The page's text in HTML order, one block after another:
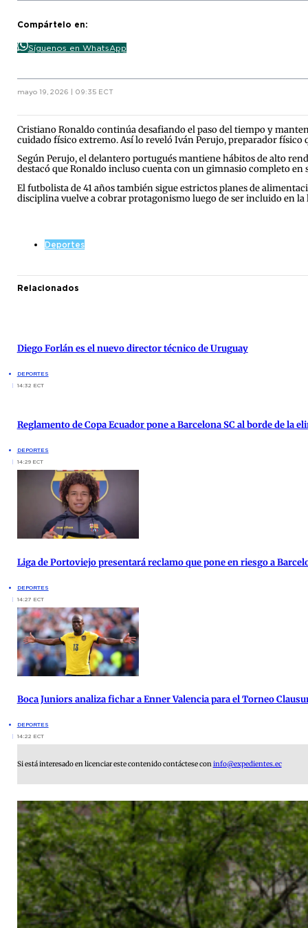
Compártelo en:
Síguenos en WhatsApp
mayo 19, 2026 | 09:35 ECT
Cristiano Ronaldo continúa desafiando el paso del tiempo y
cuidado físico extremo. Así lo reveló Iván Perujo, preparador
Según Perujo, el delantero portugués mantiene hábitos de alto
destacó que Ronaldo incluso cuenta con un gimnasio completo en
El futbolista de 41 años también sigue estrictos planes de
disciplina vuelve a cobrar protagonismo luego de ser incluido en
Deportes
Relacionados
Diego Forlán es el nuevo director técnico de Uruguay
DEPORTES
14:32 ECT
Reglamento de Copa Ecuador pone a Barcelona SC al borde de la
DEPORTES
14:29 ECT
Liga de Portoviejo presentará reclamo que pone en riesgo a
DEPORTES
14:27 ECT
Boca Juniors analiza fichar a Enner Valencia para el Torneo
DEPORTES
14:22 ECT
Si está interesado en licenciar este contenido contáctese coninfo@expedientes.ec